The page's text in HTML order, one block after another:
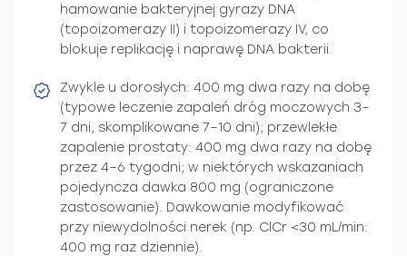
hamowanie bakteryjnej gyrazy DNA
(topoizomerazy II) i topoizomerazy IV, co
blokuje replikację i naprawę DNA bakterii.
Zwykle u dorosłych: 400 mg dwa razy na dobę
(typowe leczenie zapaleń dróg moczowych 3–
7 dni, skomplikowane 7–10 dni); przewlekłe
zapalenie prostaty: 400 mg dwa razy na dobę
przez 4–6 tygodni; w niektórych wskazaniach
pojedyncza dawka 800 mg (ograniczone
zastosowanie). Dawkowanie modyfikować
przy niewydolności nerek (np. ClCr <30 mL/min:
400 mg raz dziennie).